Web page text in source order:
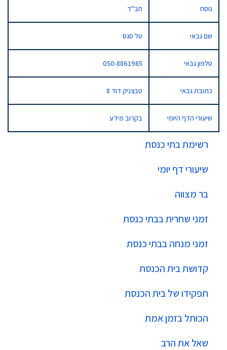
רשימת בתי כנסת
שיעורי דף יומי
בר מצווה
זמני שחרית בבתי כנסת
זמני מנחה בבתי כנסת
קדושת בית הכנסת
תפקידו של בית הכנסת
הכותל בזמן אמת
שאל את הרב
נוסח חב"ד
שם גבאי טל סגס
טלפון גבאי 050-8861985
כתובת גבאי טבצניק דוד 8
שיעורי הדף היומי בקרוב מידע